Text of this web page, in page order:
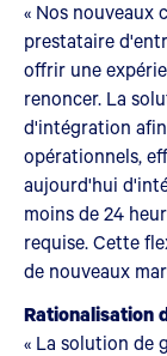
« Nos
prestataire
offrir une
renoncer. La
d'intégration
opérationnels,
aujourd'hui
moins de 24
requise. Cette
de nouveaux
Rationalisation
« La solution de